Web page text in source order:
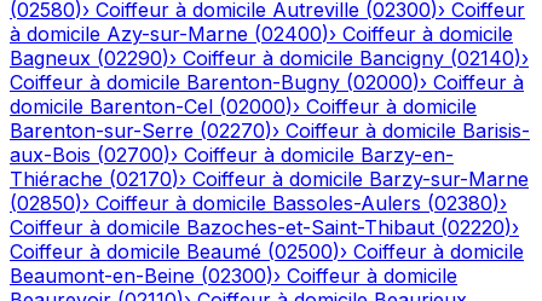
(02580)› Coiffeur à domicile Autreville (02300)› Coiffeur
à domicile Azy-sur-Marne (02400)› Coiffeur à domicile
Bagneux (02290)› Coiffeur à domicile Bancigny (02140)›
Coiffeur à domicile Barenton-Bugny (02000)› Coiffeur à
domicile Barenton-Cel (02000)› Coiffeur à domicile
Barenton-sur-Serre (02270)› Coiffeur à domicile Barisis-
aux-Bois (02700)› Coiffeur à domicile Barzy-en-
Thiérache (02170)› Coiffeur à domicile Barzy-sur-Marne
(02850)› Coiffeur à domicile Bassoles-Aulers (02380)›
Coiffeur à domicile Bazoches-et-Saint-Thibaut (02220)›
Coiffeur à domicile Beaumé (02500)› Coiffeur à domicile
Beaumont-en-Beine (02300)› Coiffeur à domicile